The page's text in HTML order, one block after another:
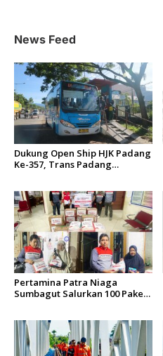
News Feed
Dukung Open Ship HJK Padang
Ke-357, Trans Padang
Pertamina Patra Niaga
Sumbagut Salurkan 100 Paket